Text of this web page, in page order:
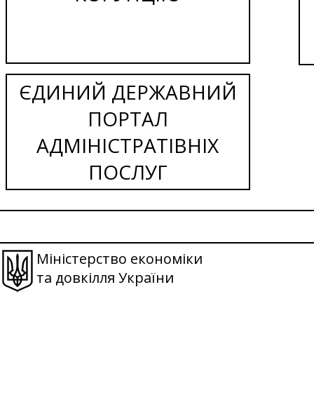
ЄДИНИЙ ДЕРЖАВНИЙ
ПОРТАЛ
АДМІНІСТРАТІВНІХ
ПОСЛУГ
Міністерство економіки
та довкілля України